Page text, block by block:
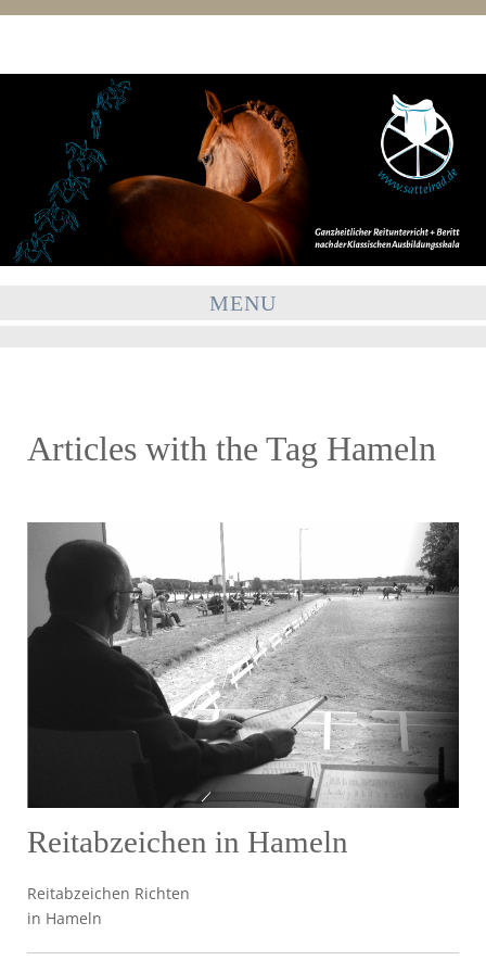
MENU
Articles with the Tag Hameln
Reitabzeichen in Hameln
Reitabzeichen Richten
in Hameln